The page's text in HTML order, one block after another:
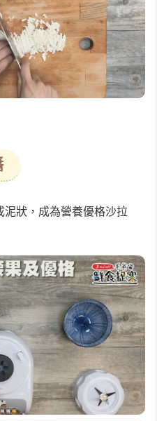
狀，成為營養優格沙拉